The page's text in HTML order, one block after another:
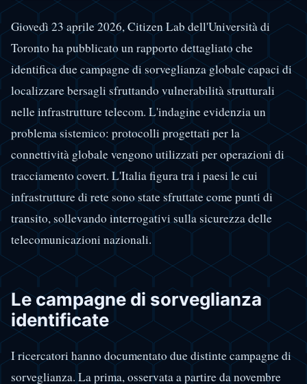
Giovedì 23 aprile 2026, Citizen Lab dell'Università di
Toronto ha pubblicato un rapporto dettagliato che
identifica due campagne di sorveglianza globale capaci di
localizzare bersagli sfruttando vulnerabilità strutturali
nelle infrastrutture telecom. L'indagine evidenzia un
problema sistemico: protocolli progettati per la
connettività globale vengono utilizzati per operazioni di
tracciamento covert. L'Italia figura tra i paesi le cui
infrastrutture di rete sono state sfruttate come punti di
transito, sollevando interrogativi sulla sicurezza delle
telecomunicazioni nazionali.
Le campagne di sorveglianza
identificate
I ricercatori hanno documentato due distinte campagne di
sorveglianza. La prima, osservata a partire da novembre